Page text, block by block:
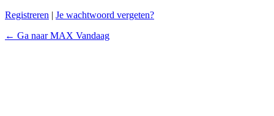
Registreren | Je wachtwoord vergeten?
← Ga naar MAX Vandaag